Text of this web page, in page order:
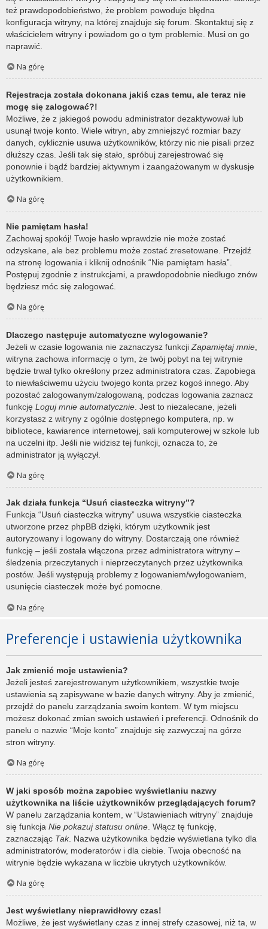
też prawdopodobieństwo, że problem powoduje błędna
konfiguracja witryny, na której znajduje się forum. Skontaktuj się z
właścicielem witryny i powiadom go o tym problemie. Musi on go
naprawić.
Na górę
Rejestracja została dokonana jakiś czas temu, ale teraz nie
mogę się zalogować?!
Możliwe, że z jakiegoś powodu administrator dezaktywował lub
usunął twoje konto. Wiele witryn, aby zmniejszyć rozmiar bazy
danych, cyklicznie usuwa użytkowników, którzy nic nie pisali przez
dłuższy czas. Jeśli tak się stało, spróbuj zarejestrować się
ponownie i bądź bardziej aktywnym i zaangażowanym w dyskusje
użytkownikiem.
Na górę
Nie pamiętam hasła!
Zachowaj spokój! Twoje hasło wprawdzie nie może zostać
odzyskane, ale bez problemu może zostać zresetowane. Przejdź
na stronę logowania i kliknij odnośnik “Nie pamiętam hasła”.
Postępuj zgodnie z instrukcjami, a prawdopodobnie niedługo znów
będziesz móc się zalogować.
Na górę
Dlaczego następuje automatyczne wylogowanie?
Jeżeli w czasie logowania nie zaznaczysz funkcji Zapamiętaj mnie
witryna zachowa informację o tym, że twój pobyt na tej witrynie
będzie trwał tylko określony przez administratora czas. Zapobiega
to niewłaściwemu użyciu twojego konta przez kogoś innego. Aby
pozostać zalogowanym/zalogowaną, podczas logowania zaznacz
funkcję Loguj mnie automatycznie . Jest to niezalecane, jeżeli
korzystasz z witryny z ogólnie dostępnego komputera, np. w
bibliotece, kawiarence internetowej, sali komputerowej w szkole lub
na uczelni itp. Jeśli nie widzisz tej funkcji, oznacza to, że
administrator ją wyłączył.
Na górę
Jak działa funkcja “Usuń ciasteczka witryny”?
Funkcja “Usuń ciasteczka witryny” usuwa wszystkie ciasteczka
utworzone przez phpBB dzięki, którym użytkownik jest
autoryzowany i logowany do witryny. Dostarczają one również
funkcję – jeśli została włączona przez administratora witryny –
śledzenia przeczytanych i nieprzeczytanych przez użytkownika
postów. Jeśli występują problemy z logowaniem/wylogowaniem,
usunięcie ciasteczek może być pomocne.
Na górę
Preferencje i ustawienia użytkownika
Jak zmienić moje ustawienia?
Jeżeli jesteś zarejestrowanym użytkownikiem, wszystkie twoje
ustawienia są zapisywane w bazie danych witryny. Aby je zmienić,
przejdź do panelu zarządzania swoim kontem. W tym miejscu
możesz dokonać zmian swoich ustawień i preferencji. Odnośnik do
panelu o nazwie “Moje konto” znajduje się zazwyczaj na górze
stron witryny.
Na górę
W jaki sposób można zapobiec wyświetlaniu nazwy
użytkownika na liście użytkowników przeglądających forum?
W panelu zarządzania kontem, w “Ustawieniach witryny” znajduje
się funkcja Nie pokazuj statusu online . Włącz tę funkcję,
zaznaczając Tak. Nazwa użytkownika będzie wyświetlana tylko dla
administratorów, moderatorów i dla ciebie. Twoja obecność na
witrynie będzie wykazana w liczbie ukrytych użytkowników.
Na górę
Jest wyświetlany nieprawidłowy czas!
Możliwe, że jest wyświetlany czas z innej strefy czasowej, niż ta, w